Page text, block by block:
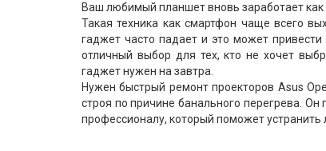
Ваш любимый планшет вновь заработает как
Такая техника как смартфон чаще всего
гаджет часто падает и это может
отличный выбор для тех, кто не хочет
гаджет нужен на завтра.
Нужен быстрый ремонт проекторов Asus
строя по причине банального перегрева. Он
профессионалу, который поможет